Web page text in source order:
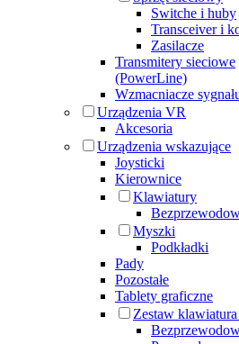
Switche i huby
Transceiver i
Zasilacze
Transmitery sieciowe
(PowerLine)
Wzmacniacze
Urządzenia VR
Akcesoria
Urządzenia wskazujące
Joysticki
Kierownice
Klawiatury
Myszki
Podkładki
Pady
Pozostałe
Tablety graficzne
Zestaw